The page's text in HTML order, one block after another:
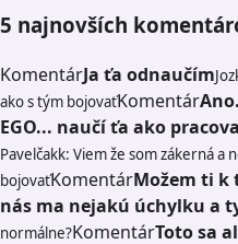
5 najnovších
KomentárJa ťa odnaučím
ako s tým bojovaťKomentár
EGO... naučí ťa ako
Pavelčakk: Viem že som zákerná a
bojovaťKomentárMožem ti k
nás ma nejakú úchylku a
normálne?KomentárToto sa